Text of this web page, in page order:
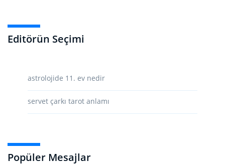
Editörün Seçimi
astrolojide 11. ev nedir
servet çarkı tarot anlamı
Popüler Mesajlar